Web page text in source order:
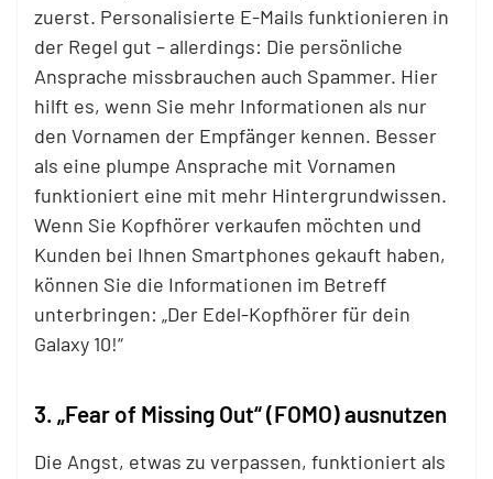
zuerst. Personalisierte E-Mails funktionieren in
der Regel gut – allerdings: Die persönliche
Ansprache missbrauchen auch Spammer. Hier
hilft es, wenn Sie mehr Informationen als nur
den Vornamen der Empfänger kennen. Besser
als eine plumpe Ansprache mit Vornamen
funktioniert eine mit mehr Hintergrundwissen.
Wenn Sie Kopfhörer verkaufen möchten und
Kunden bei Ihnen Smartphones gekauft haben,
können Sie die Informationen im Betreff
unterbringen: „Der Edel-Kopfhörer für dein
Galaxy 10!“
3. „Fear of Missing Out“ (FOMO) ausnutzen
Die Angst, etwas zu verpassen, funktioniert als